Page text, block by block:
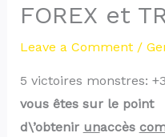
FOREX et
Leave a Comment /
5 victoires monstres:
vous êtes sur le point
d\’obtenir unaccès